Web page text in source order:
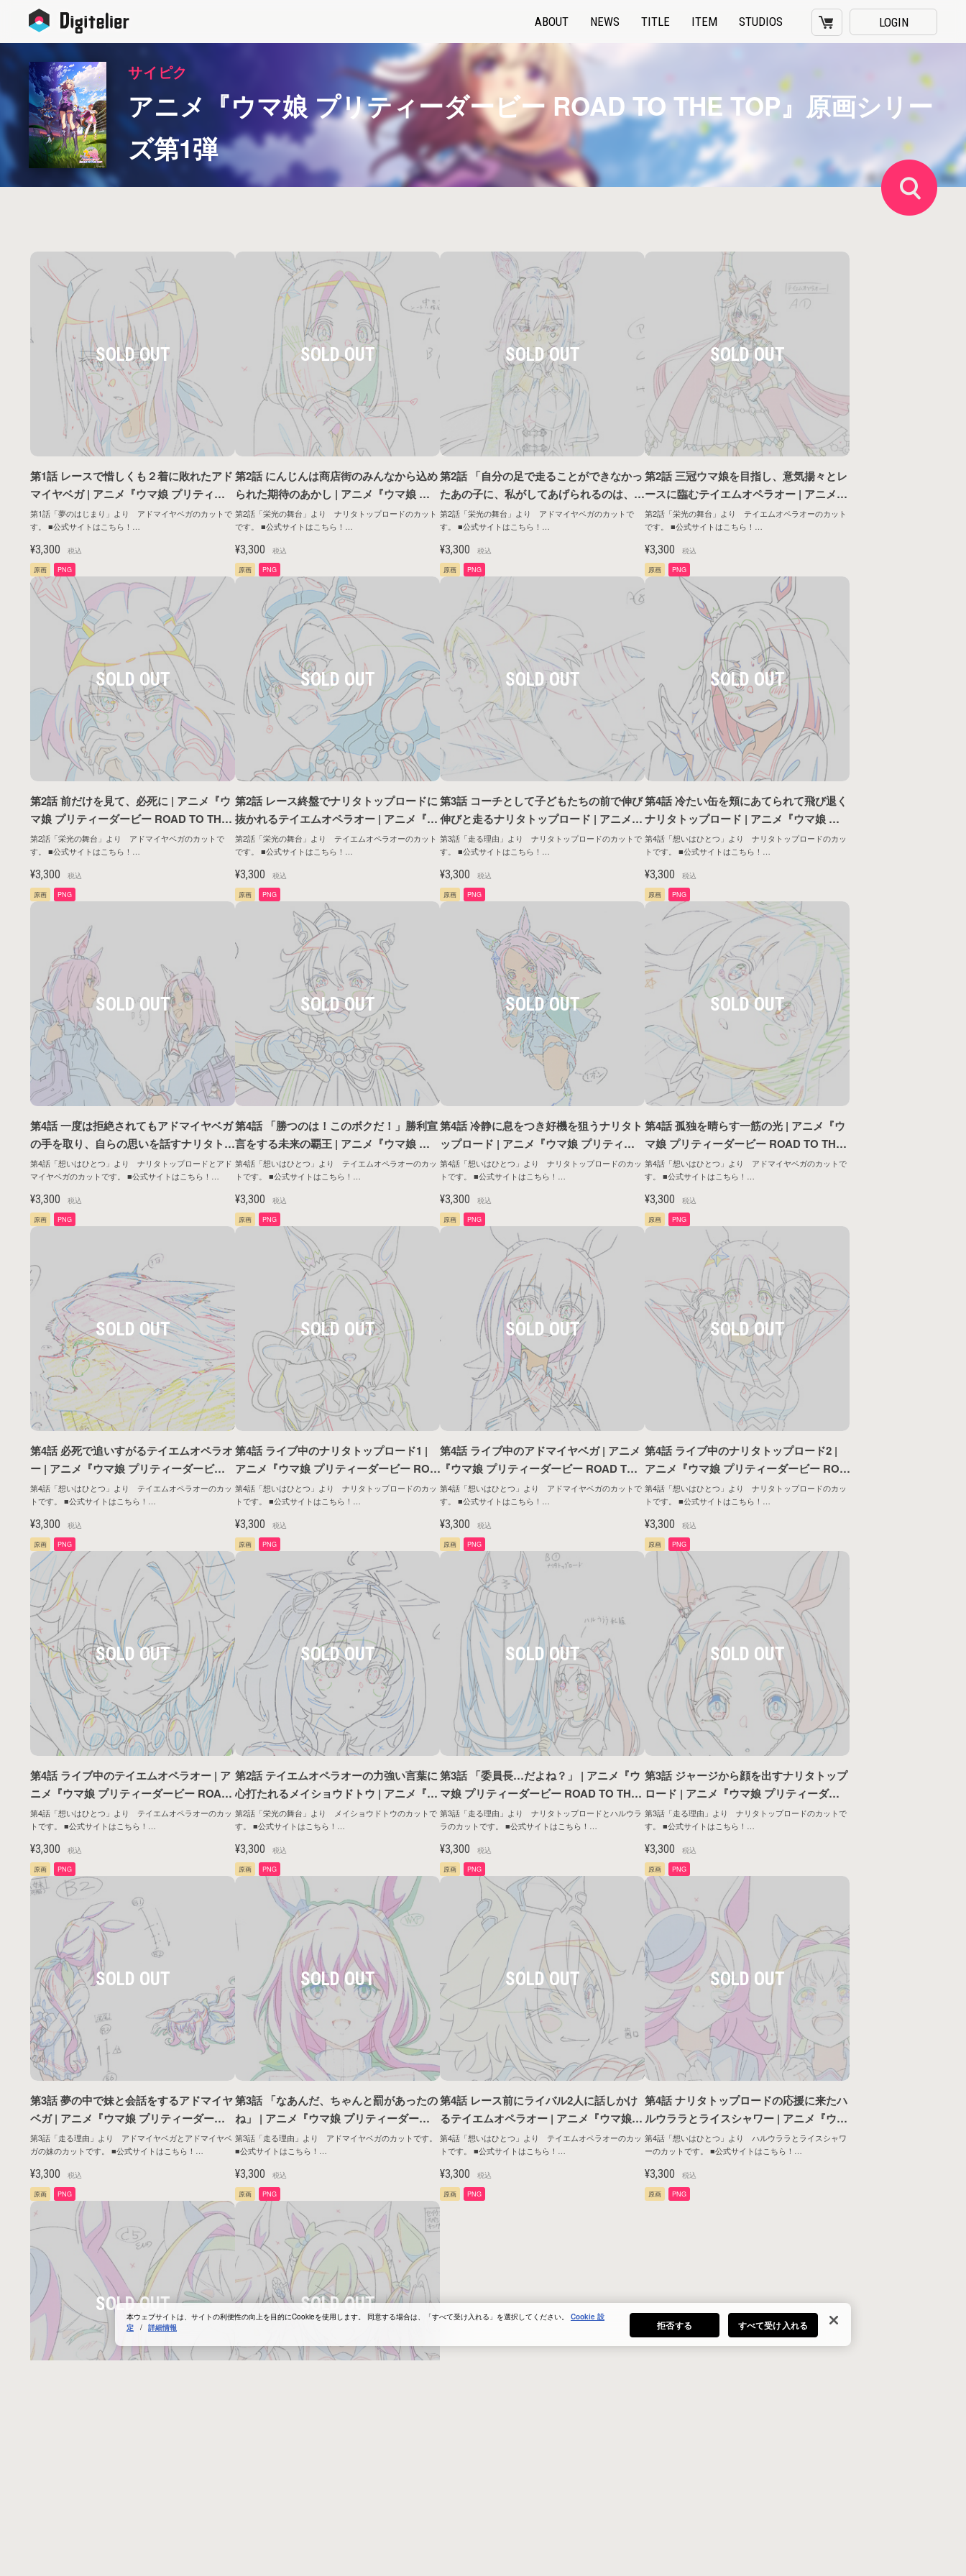
ABOUT NEWS TITLE ITEM STUDIOS LOGIN
アイテムがありません。
サイピク
アニメ『ウマ娘 プリティーダービー ROAD TO THE TOP』原画シリー
ズ第1弾
キャラ名
検索する
第1話 レースで惜しくも２着に敗れたアド
マイヤベガ | アニメ『ウマ娘 プリティー
ダービー ROAD TO THE TOP』原画シリ
ーズ第1弾
第1話「夢のはじまり」より アドマイヤベガのカットで
す。 ■公式サイトはこちら！
¥3,300 税込
原画 PNG
第2話 にんじんは商店街のみんなから込め
られた期待のあかし | アニメ『ウマ娘 プ
リティーダービー ROAD TO THE TOP』
原画シリーズ第1弾
第2話「栄光の舞台」より ナリタトップロードのカット
です。 ■公式サイトはこちら！
¥3,300 税込
原画 PNG
第2話 「自分の足で走ることができなかっ
たあの子に、私がしてあげられるのは、た
ったひとつ」 | アニメ『ウマ娘 プリティ
ーダービー ROAD TO THE TOP』原画シ
リーズ第1弾
第2話「栄光の舞台」より アドマイヤベガのカットで
す。 ■公式サイトはこちら！
¥3,300 税込
原画 PNG
第2話 三冠ウマ娘を目指し、意気揚々とレ
ースに臨むテイエムオペラオー | アニメ
『ウマ娘 プリティーダービー ROAD TO T
HE TOP』原画シリーズ第1弾
第2話「栄光の舞台」より テイエムオペラオーのカット
です。 ■公式サイトはこちら！
¥3,300 税込
原画 PNG
第2話 前だけを見て、必死に | アニメ『ウ
マ娘 プリティーダービー ROAD TO THE
TOP』原画シリーズ第1弾
第2話「栄光の舞台」より アドマイヤベガのカットで
す。 ■公式サイトはこちら！
¥3,300 税込
原画 PNG
第2話 レース終盤でナリタトップロードに
抜かれるテイエムオペラオー | アニメ『ウ
マ娘 プリティーダービー ROAD TO THE
TOP』原画シリーズ第1弾
第2話「栄光の舞台」より テイエムオペラオーのカット
です。 ■公式サイトはこちら！
¥3,300 税込
原画 PNG
第3話 コーチとして子どもたちの前で伸び
伸びと走るナリタトップロード | アニメ
『ウマ娘 プリティーダービー ROAD TO T
HE TOP』原画シリーズ第1弾
第3話「走る理由」より ナリタトップロードのカットで
す。 ■公式サイトはこちら！
¥3,300 税込
原画 PNG
第4話 冷たい缶を頬にあてられて飛び退く
ナリタトップロード | アニメ『ウマ娘 プ
リティーダービー ROAD TO THE TOP』
原画シリーズ第1弾
第4話「想いはひとつ」より ナリタトップロードのカッ
トです。 ■公式サイトはこちら！
¥3,300 税込
原画 PNG
第4話 一度は拒絶されてもアドマイヤベガ
の手を取り、自らの思いを話すナリタトッ
プロード | アニメ『ウマ娘 プリティーダ
ービー ROAD TO THE TOP』原画シリー
ズ第1弾
第4話「想いはひとつ」より ナリタトップロードとアド
マイヤベガのカットです。 ■公式サイトはこちら！
¥3,300 税込
原画 PNG
第4話 「勝つのは！このボクだ！」勝利宣
言をする未来の覇王 | アニメ『ウマ娘 プ
リティーダービー ROAD TO THE TOP』
原画シリーズ第1弾
第4話「想いはひとつ」より テイエムオペラオーのカッ
トです。 ■公式サイトはこちら！
¥3,300 税込
原画 PNG
第4話 冷静に息をつき好機を狙うナリタト
ップロード | アニメ『ウマ娘 プリティー
ダービー ROAD TO THE TOP』原画シリ
ーズ第1弾
第4話「想いはひとつ」より ナリタトップロードのカッ
トです。 ■公式サイトはこちら！
¥3,300 税込
原画 PNG
第4話 孤独を晴らす一筋の光 | アニメ『ウ
マ娘 プリティーダービー ROAD TO THE
TOP』原画シリーズ第1弾
第4話「想いはひとつ」より アドマイヤベガのカットで
す。 ■公式サイトはこちら！
¥3,300 税込
原画 PNG
第4話 必死で追いすがるテイエムオペラオ
ー | アニメ『ウマ娘 プリティーダービー
ROAD TO THE TOP』原画シリーズ第1弾
第4話「想いはひとつ」より テイエムオペラオーのカッ
トです。 ■公式サイトはこちら！
¥3,300 税込
原画 PNG
第4話 ライブ中のナリタトップロード1 |
アニメ『ウマ娘 プリティーダービー ROA
D TO THE TOP』原画シリーズ第1弾
第4話「想いはひとつ」より ナリタトップロードのカッ
トです。 ■公式サイトはこちら！
¥3,300 税込
原画 PNG
第4話 ライブ中のアドマイヤベガ | アニメ
『ウマ娘 プリティーダービー ROAD TO T
HE TOP』原画シリーズ第1弾
第4話「想いはひとつ」より アドマイヤベガのカットで
す。 ■公式サイトはこちら！
¥3,300 税込
原画 PNG
第4話 ライブ中のナリタトップロード2 |
アニメ『ウマ娘 プリティーダービー ROA
D TO THE TOP』原画シリーズ第1弾
第4話「想いはひとつ」より ナリタトップロードのカッ
トです。 ■公式サイトはこちら！
¥3,300 税込
原画 PNG
第4話 ライブ中のテイエムオペラオー | ア
ニメ『ウマ娘 プリティーダービー ROAD
TO THE TOP』原画シリーズ第1弾
第4話「想いはひとつ」より テイエムオペラオーのカッ
トです。 ■公式サイトはこちら！
¥3,300 税込
原画 PNG
第2話 テイエムオペラオーの力強い言葉に
心打たれるメイショウドトウ | アニメ『ウ
マ娘 プリティーダービー ROAD TO THE
TOP』原画シリーズ第1弾
第2話「栄光の舞台」より メイショウドトウのカットで
す。 ■公式サイトはこちら！
¥3,300 税込
原画 PNG
第3話 「委員長…だよね？」 | アニメ『ウ
マ娘 プリティーダービー ROAD TO THE
TOP』原画シリーズ第1弾
第3話「走る理由」より ナリタトップロードとハルウラ
ラのカットです。 ■公式サイトはこちら！
¥3,300 税込
原画 PNG
第3話 ジャージから顔を出すナリタトップ
ロード | アニメ『ウマ娘 プリティーダー
ビー ROAD TO THE TOP』原画シリーズ
第1弾
第3話「走る理由」より ナリタトップロードのカットで
す。 ■公式サイトはこちら！
¥3,300 税込
原画 PNG
第3話 夢の中で妹と会話をするアドマイヤ
ベガ | アニメ『ウマ娘 プリティーダービ
ー ROAD TO THE TOP』原画シリーズ第1
弾
第3話「走る理由」より アドマイヤベガとアドマイヤベ
ガの妹のカットです。 ■公式サイトはこちら！
¥3,300 税込
原画 PNG
第3話 「なあんだ、ちゃんと罰があったの
ね」 | アニメ『ウマ娘 プリティーダービ
ー ROAD TO THE TOP』原画シリーズ第1
弾
第3話「走る理由」より アドマイヤベガのカットです。
■公式サイトはこちら！
¥3,300 税込
原画 PNG
第4話 レース前にライバル2人に話しかけ
るテイエムオペラオー | アニメ『ウマ娘
プリティーダービー ROAD TO THE TO
P』原画シリーズ第1弾
第4話「想いはひとつ」より テイエムオペラオーのカッ
トです。 ■公式サイトはこちら！
¥3,300 税込
原画 PNG
第4話 ナリタトップロードの応援に来たハ
ルウララとライスシャワー | アニメ『ウマ
娘 プリティーダービー ROAD TO THE T
OP』原画シリーズ第1弾
第4話「想いはひとつ」より ハルウララとライスシャワ
ーのカットです。 ■公式サイトはこちら！
¥3,300 税込
原画 PNG
本ウェブサイトは、サイトの利便性の向上を目的にCookieを使用します。 同意する場合は、「すべて受け入れる」を選択してください。 Cookie 設
定 / 詳細情報 拒否する すべて受け入れる